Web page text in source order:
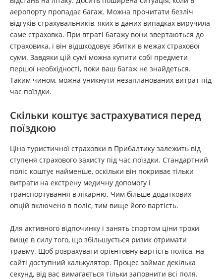
аеропорту пропадає багаж. Можна прочитати безліч
відгуків страхувальників, яких в даних випадках виручила
саме страховка. При втраті багажу вони звертаються до
страховика, і він відшкодовує збитки в межах страхової
суми. Завдяки цій сумі можна купити собі предмети
першої необхідності, поки ваш багаж не знайдеться.
Таким чином, можна уникнути незапланованих витрат під
час поїздки.
Скільки коштує застрахуватися перед
поїздкою
Ціна туристичної страховки в Прибалтику залежить від
ступеня страхового захисту під час поїздки. Стандартний
поліс коштує найменше, оскільки він покриває тільки
витрати на екстрену медичну допомогу і
транспортування в лікарню. Чим більше додаткових
опцій включено в поліс, тим вище його вартість.
Для активного відпочинку і занять спортом ціни трохи
вище в силу того, що збільшується ризик отримати
травму. Щоб розрахувати орієнтовну вартість поліса, на
сайті доступний калькулятор. Процес займає декілька
секунд, від вас вимагається тільки заповнити всі поля.